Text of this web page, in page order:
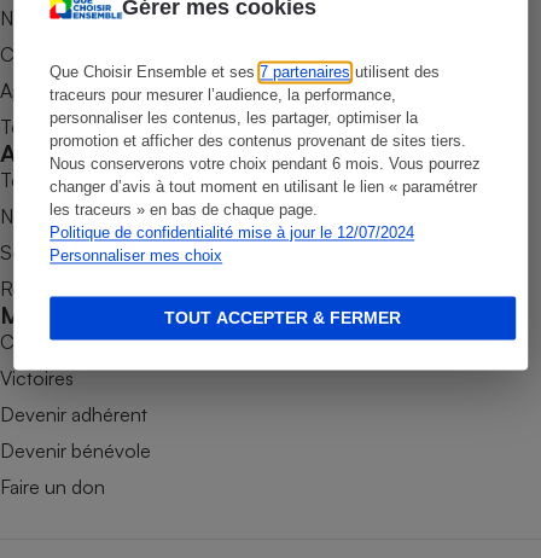
Gérer mes cookies
Que Choisir Ensemble et ses7 partenaires utilisent des
traceurs pour mesurer l’audience, la performance,
personnaliser les contenus, les partager, optimiser la
promotion et afficher des contenus provenant de sites tiers.
Nous conserverons votre choix pendant 6 mois. Vous pourrez
changer d’avis à tout moment en utilisant le lien « paramétrer
les traceurs » en bas de chaque page.
Politique de confidentialité mise à jour le 12/07/2024
Personnaliser mes choix
TOUT ACCEPTER & FERMER
alimentaire
Assurance emprunteur
Téléviseur
Matelas
Mutuelle
Antimoustique
Nos newsletters
Commander une parution
Appli Quel Produit
Tous nos tests de produits
Accompagner
Tous nos comparateurs
Nos services
Soumettre un litige
Rencontrer une association locale
Mobiliser
Combats
Victoires
Devenir adhérent
Devenir bénévole
Faire un don